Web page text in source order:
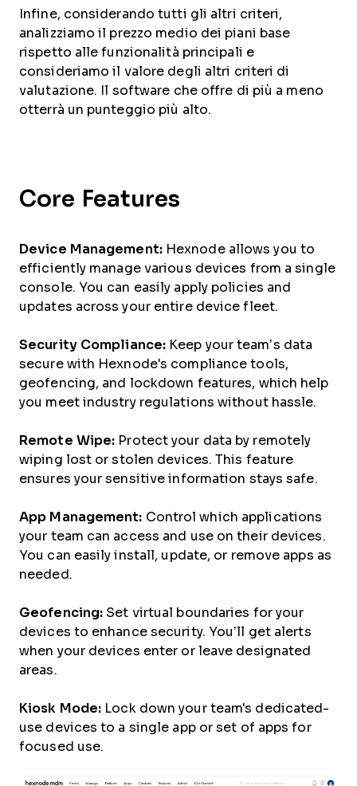
Infine, considerando tutti gli altri criteri,
analizziamo il prezzo medio dei piani base
rispetto alle funzionalità principali e
consideriamo il valore degli altri criteri di
valutazione. Il software che offre di più a meno
otterrà un punteggio più alto.
Core Features
Device Management:Hexnode allows you to
efficiently manage various devices from a single
console. You can easily apply policies and
updates across your entire device fleet.
Security Compliance: Keep your team’s data
secure with Hexnode's compliance tools,
geofencing, and lockdown features, which help
you meet industry regulations without hassle.
Remote Wipe: Protect your data by remotely
wiping lost or stolen devices. This feature
ensures your sensitive information stays safe.
App Management: Control which applications
your team can access and use on their devices.
You can easily install, update, or remove apps as
needed.
Geofencing: Set virtual boundaries for your
devices to enhance security. You’ll get alerts
when your devices enter or leave designated
areas.
Kiosk Mode: Lock down your team's dedicated-
use devices to a single app or set of apps for
focused use.